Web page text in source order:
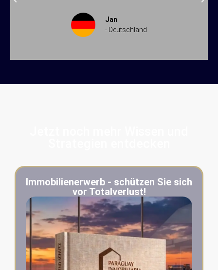
Jan
- Deutschland
Immobilienerwerb - schützen Sie sich
vor Totalverlust!